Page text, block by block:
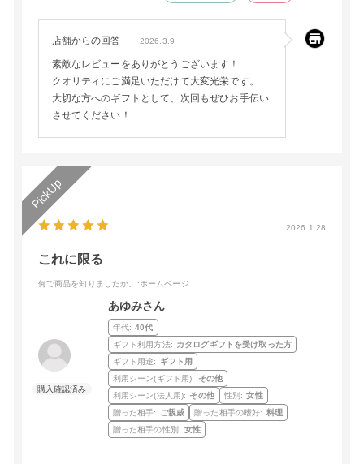
店舗からの回答 2026.3.9
素敵なレビューをありがとうございます！
クオリティにご満足いただけて大変光栄です。
大切な方へのギフトとして、次回もぜひお手伝い
させてください！
2026.1.28
これに限る
何で商品を知りましたか。 :ホームページ
あゆみさん
年代: 40代
ギフト利用方法: カタログギフトを受け取った方
ギフト用途:
ギフト用
利用シーン(ギフト用):
その他
利用シーン(法人用): その他 性別: 女性
贈った相手:
ご親戚 贈った相手の嗜好: 料理
贈った相手の性別: 女性